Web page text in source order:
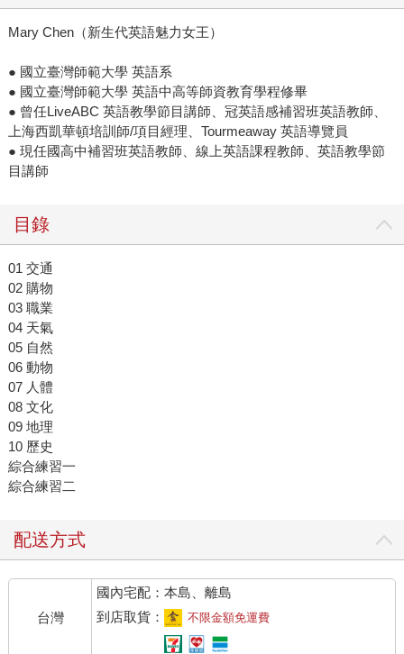
Mary Chen（新生代英語魅力女王）
● 國立臺灣師範大學 英語系
● 國立臺灣師範大學 英語中高等師資教育學程修畢
● 曾任LiveABC 英語教學節目講師、冠英語感補習班英語教師、
上海西凱華頓培訓師/項目經理、Tourmeaway 英語導覽員
● 現任國高中補習班英語教師、線上英語課程教師、英語教學節
目講師
目錄
01 交通
02 購物
03 職業
04 天氣
05 自然
06 動物
07 人體
08 文化
09 地理
10 歷史
綜合練習一
綜合練習二
配送方式
台灣
國內宅配：本島、離島
到店取貨：
不限金額免運費